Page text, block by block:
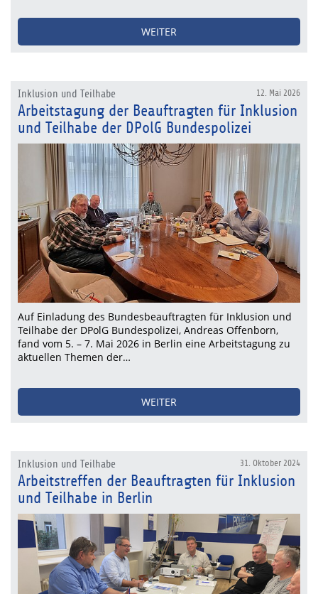
WEITER
12. Mai 2026
Inklusion und Teilhabe
Arbeitstagung der Beauftragten für Inklusion
und Teilhabe der DPolG Bundespolizei
Auf Einladung des Bundesbeauftragten für Inklusion und
Teilhabe der DPolG Bundespolizei, Andreas Offenborn,
fand vom 5. – 7. Mai 2026 in Berlin eine Arbeitstagung zu
aktuellen Themen der…
WEITER
31. Oktober 2024
Inklusion und Teilhabe
Arbeitstreffen der Beauftragten für Inklusion
und Teilhabe in Berlin